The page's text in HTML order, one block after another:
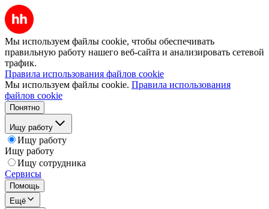
Мы используем файлы cookie, чтобы обеспечивать
правильную работу нашего веб-сайта и анализировать сетевой
трафик.
Правила использования файлов cookie
Мы используем файлы cookie. Правила использования
файлов cookie
Понятно
Ищу работу
Ищу работу
Ищу работу
Ищу сотрудника
Сервисы
Помощь
Ещё